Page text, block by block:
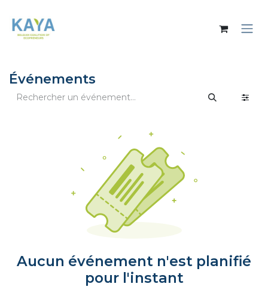
Événements
Aucun événement n'est planifié
pour l'instant